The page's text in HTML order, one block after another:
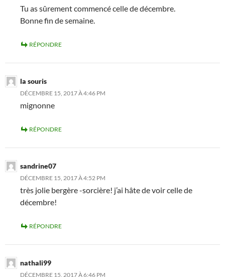
Tu as sûrement commencé celle de décembre.
Bonne fin de semaine.
RÉPONDRE
la souris
DÉCEMBRE 15, 2017 À 4:46 PM
mignonne
RÉPONDRE
sandrine07
DÉCEMBRE 15, 2017 À 4:52 PM
très jolie bergère -sorcière! j’ai hâte de voir celle de
décembre!
RÉPONDRE
nathali99
DÉCEMBRE 15, 2017 À 6:46 PM